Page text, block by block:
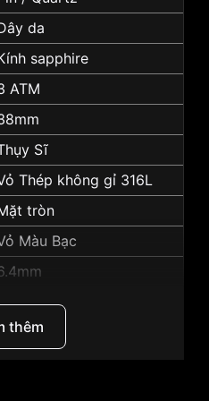
da
sapphire
ATM
Sĩ
Thép không gỉ 316L
tròn
Màu Bạc
trắng
"Tissot 38mm Nam
thêm